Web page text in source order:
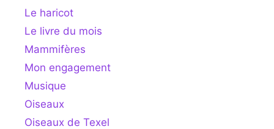
Le haricot
Le livre du mois
Mammifères
Mon engagement
Musique
Oiseaux
Oiseaux de Texel